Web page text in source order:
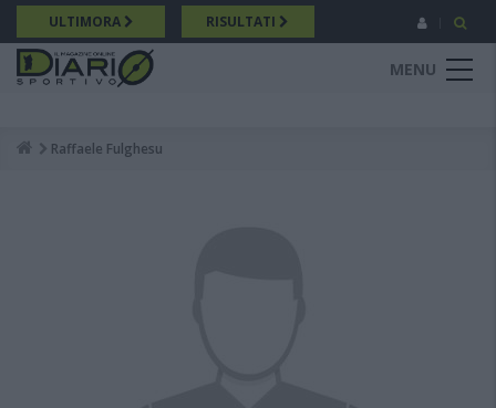
Salta
al
contenuto
principale
ULTIMORA RISULTATI
MENU
Breadcrumb
Raffaele Fulghesu